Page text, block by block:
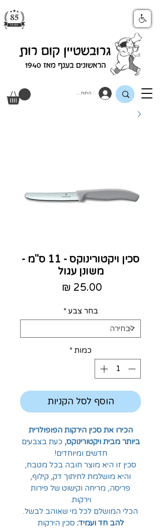
התחבר
סכין ויקטורינוקס - 11 ס"מ -
משונן עגול
בחר צבע *
כמות *
הוסף לסל הקניות
הכירו את סכין הירקות הפופולרית
ביותר מבית ויקטורינוקס, כעת בצבעים
חדשים ומיוחדים!
סכין זו היא מוצר חובה בכל מטבח,
והיא מושלמת לחיתוך דק, קילוף,
פריסה, מריחה וקישוט של פירות
וירקות.
הכלי המושלם לכל מי שאוהב לבשל.
להב חד ועמיד: סכין הירקות